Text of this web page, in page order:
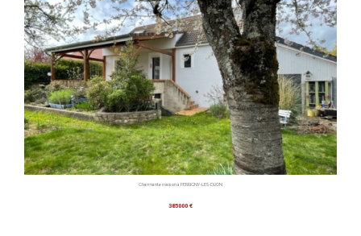
Charmante maison à PERRIGNY-LES-DIJON
385000 €